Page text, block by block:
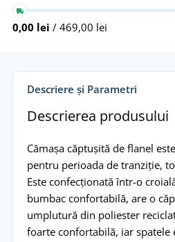
0,00 lei / 469,00 lei
Descriere și Parametri
Descrierea produsului
Cămașa căptușită de flanel
pentru perioada de tranziție,
Este confecționată într-o
bumbac confortabilă, are o
umplutură din poliester
foarte confortabilă, iar spatele